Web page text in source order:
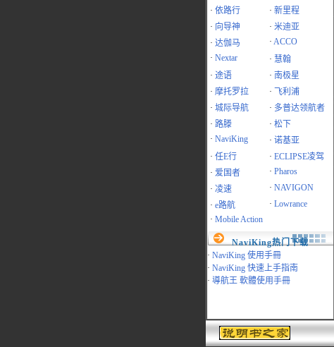
· 依路行 · 新里程
· 向导神 · 米迪亚
· 达伽马 · ACCO
· Nextar · 慧翰
· 途语 · 南极星
· 摩托罗拉 ·
飞利浦
· 城际导航 · 多普达领航者
· 路滕 · 松下
· NaviKing · 诺基亚
· 任E行 · ECLIPSE凌驾
· 爱国者 · Pharos
· 凌速 · NAVIGON
· e路航 · Lowrance
· Mobile Action
NaviKing热门下载
· NaviKing 使用手冊
· NaviKing 快速上手指南
· 導航王 軟體使用手冊